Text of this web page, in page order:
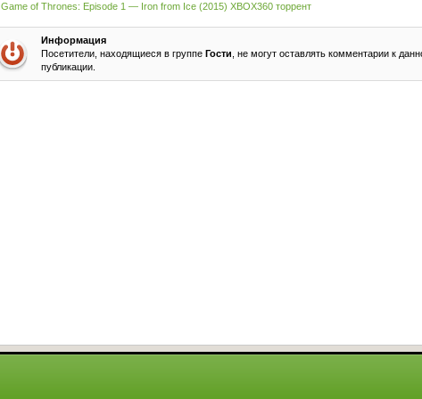
Game of Thrones: Episode 1 — Iron from Ice (2015) XBOX360 торрент
Информация
Посетители, находящиеся в группе Гости , не могут оставлять комментарии к
публикации.